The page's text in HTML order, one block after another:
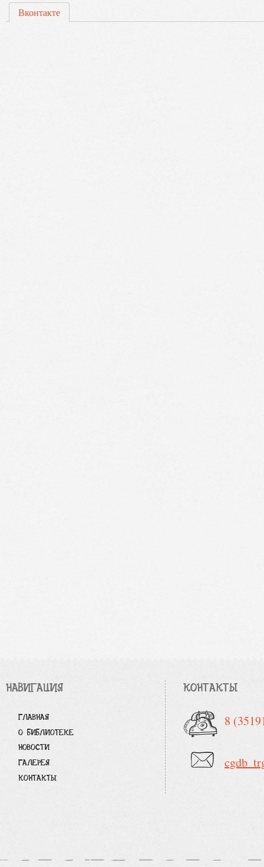
Вконтакте
НАВИГАЦИЯ
ГЛАВНАЯ
О БИБЛИОТЕКЕ
НОВОСТИ
ГАЛЕРЕЯ
КОНТАКТЫ
КОНТАКТЫ
8